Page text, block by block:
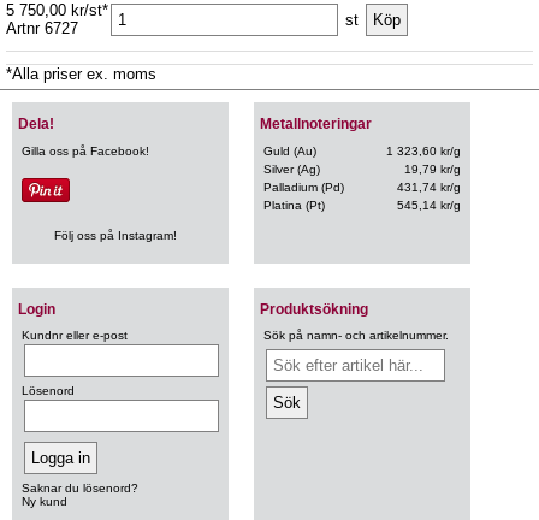
5 750,00 kr/st*
Artnr 6727
st
*Alla priser ex. moms
Metallnoteringar
Guld (Au)
1 323,60 kr/g
Silver (Ag)
19,79 kr/g
Palladium (Pd)
431,74 kr/g
Platina (Pt)
545,14 kr/g
Login
Kundnr eller e-post
Lösenord
Saknar du lösenord?
Ny kund
Produktsökning
Sök på namn- och artikelnummer.
Dela!
Gilla oss på Facebook!
Följ oss på Instagram!